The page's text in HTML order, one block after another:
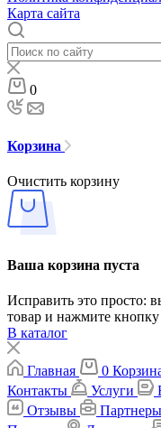
Карта сайта
0
Корзина
Очистить корзину
Ваша корзина пуста
Исправить это просто:
товар и нажмите
В каталог
Главная 0
Контакты
Услуги
Отзывы
Партнеры